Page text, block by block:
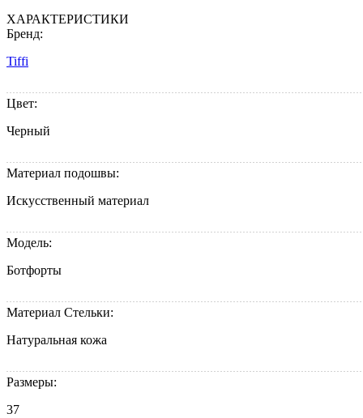
ХАРАКТЕРИСТИКИ
Бренд:
Tiffi
Цвет:
Черный
Материал подошвы:
Искусственный материал
Модель:
Ботфорты
Материал Стельки:
Натуральная кожа
Размеры:
37